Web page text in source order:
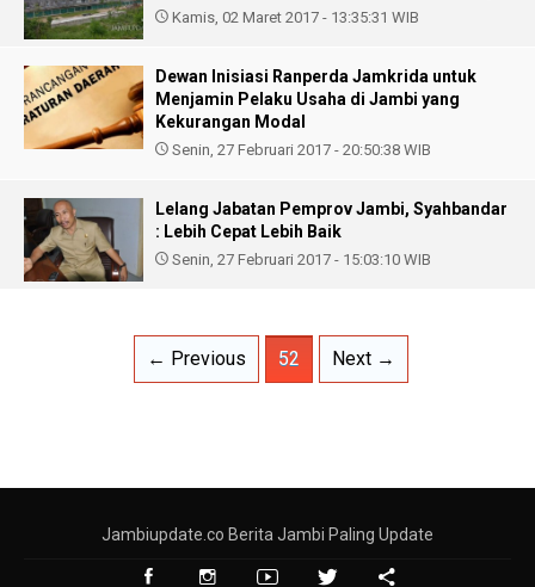
Kamis, 02 Maret 2017 - 13:35:31 WIB
Dewan Inisiasi Ranperda Jamkrida untuk
Menjamin Pelaku Usaha di Jambi yang
Kekurangan Modal
Senin, 27 Februari 2017 - 20:50:38 WIB
Lelang Jabatan Pemprov Jambi, Syahbandar
: Lebih Cepat Lebih Baik
Senin, 27 Februari 2017 - 15:03:10 WIB
← Previous 52 Next →
Jambiupdate.co Berita Jambi Paling Update